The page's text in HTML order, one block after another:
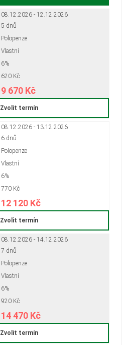
08.12.2026 - 12.12.2026
5 dnů
Polopenze
Vlastní
6%
620 Kč
9 670 Kč
Zvolit termín
08.12.2026 - 13.12.2026
6 dnů
Polopenze
Vlastní
6%
770 Kč
12 120 Kč
Zvolit termín
08.12.2026 - 14.12.2026
7 dnů
Polopenze
Vlastní
6%
920 Kč
14 470 Kč
Zvolit termín